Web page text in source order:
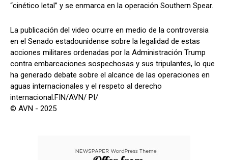
“cinético letal” y se enmarca en la operación Southern Spear.
La publicación del video ocurre en medio de la controversia
en el Senado estadounidense sobre la legalidad de estas
acciones militares ordenadas por la Administración Trump
contra embarcaciones sospechosas y sus tripulantes, lo que
ha generado debate sobre el alcance de las operaciones en
aguas internacionales y el respeto al derecho
internacional.FIN/AVN/ PI/
© AVN - 2025